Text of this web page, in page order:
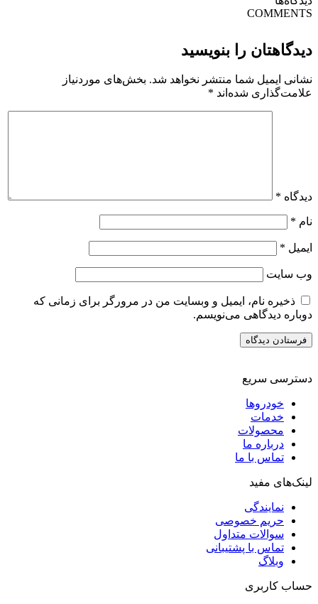
COMMENTS
دیدگاهتان را بنویسید
نشانی ایمیل شما منتشر نخواهد شد. بخش‌های موردنیاز
علامت‌گذاری شده‌اند *
دیدگاه *
نام *
ایمیل *
وب‌ سایت
ذخیره نام، ایمیل و وبسایت من در مرورگر برای زمانی که
دوباره دیدگاهی می‌نویسم.
دسترسی سریع
خودروها
خدمات
محصولات
درباره ما
تماس با ما
لینک‌های مفید
نمایندگی
حریم خصوصی
سوالات متداول
تماس با پشتیبانی
وبلاگ
حساب کاربری